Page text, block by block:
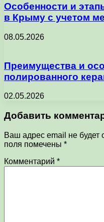
Особенности и
в Крыму с учетом
08.05.2026
Преимущества и
полированного
02.05.2026
Добавить
Ваш адрес email не будет
поля помечены *
Комментарий *